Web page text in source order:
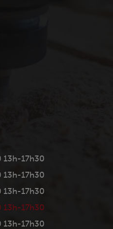
13h-17h30
13h-17h30
13h-17h30
13h-17h30
13h-17h30